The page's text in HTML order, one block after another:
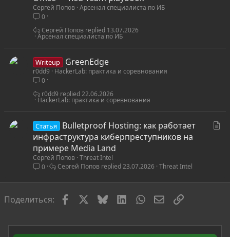
Сергей Попов Арсенал специалиста по ИБ
0
Арсенал специалиста по ИБ
13.07.2026
Сергей Попов
Writeup GreenEdge
r0dd9
HackerLab: практика и соревнования
0
HackerLab: практика и соревнования
22.06.2026
r0dd9
я
Статья
Bulletproof Hosting: как работает
инфраструктура киберпреступников на
примере Media Land
Сергей Попов Threat Intel
0
Threat Intel
23.07.2026
Сергей Попов
Поделиться: FacebookBlueskyLinkedInWhatsAppЭлектронная
Ссылка